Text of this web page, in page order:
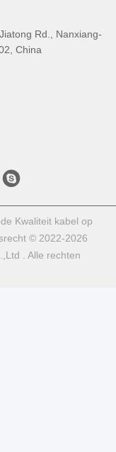
Rd., Nanxiang-
China
Kwaliteit kabel op
© 2022-2026
. Alle rechten